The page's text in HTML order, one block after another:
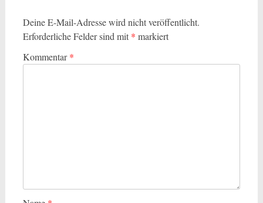
Deine E-Mail-Adresse wird nicht veröffentlicht.
Erforderliche Felder sind mit * markiert
Kommentar*